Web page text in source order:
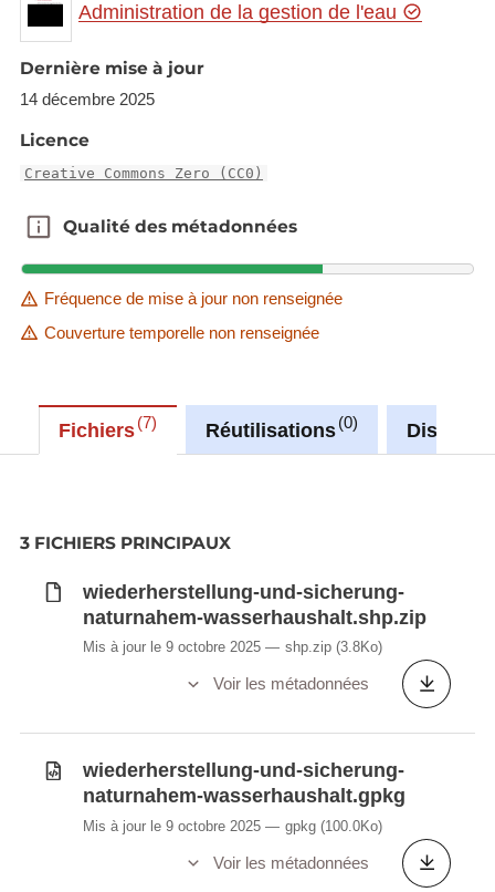
Administration de la gestion de l'eau
Dernière mise à jour
14 décembre 2025
Licence
Creative Commons Zero (CC0)
Qualité des métadonnées
Qualité des métadonnées
Fréquence de mise à jour non renseignée
Couverture temporelle non renseignée
Fichiers 7 Réutilisations 0
3 FICHIERS PRINCIPAUX
wiederherstellung-und-sicherung-
naturnahem-wasserhaushalt.shp.zip
Mis à jour le 9 octobre 2025 shp.zip (3.8Ko)
Voir les métadonnées
wiederherstellung-und-sicherung-
naturnahem-wasserhaushalt.gpkg
Mis à jour le 9 octobre 2025 gpkg (100.0Ko)
Voir les métadonnées